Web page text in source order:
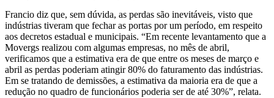
Francio diz que, sem dúvida, as perdas são inevitáveis, visto que
indústrias tiveram que fechar as portas por um período, em respeito
aos decretos estadual e municipais. “Em recente levantamento que a
Movergs realizou com algumas empresas, no mês de abril,
verificamos que a estimativa era de que entre os meses de março e
abril as perdas poderiam atingir 80% do faturamento das indústrias.
Em se tratando de demissões, a estimativa da maioria era de que a
redução no quadro de funcionários poderia ser de até 30%”, relata.